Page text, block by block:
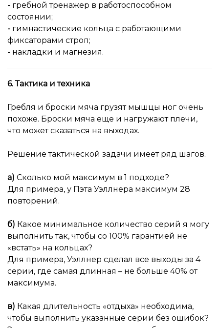
- гребной тренажер в работоспособном
состоянии;
- гимнастические кольца с работающими
фиксаторами строп;
- накладки и магнезия.
6. Тактика и техника
Гребля и броски мяча грузят мышцы ног очень
похоже. Броски мяча еще и нагружают плечи,
что может сказаться на выходах.
Решение тактической задачи имеет ряд шагов.
а) Сколько мой максимум в 1 подходе?
Для примера, у Пэта Уэллнера максимум 28
повторений.
б) Какое минимальное количество серий я могу
выполнить так, чтобы со 100% гарантией не
«встать» на кольцах?
Для примера, Уэллнер сделал все выходы за 4
серии, где самая длинная – не больше 40% от
максимума.
в) Какая длительность «отдыха» необходима,
чтобы выполнить указанные серии без ошибок?